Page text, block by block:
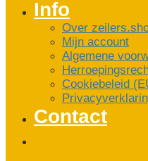
Info
Over
Mijn account
Algemene
Cookiebeleid
Contact